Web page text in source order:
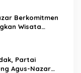
Berkomitmen
Wisata
Partai
Agus-Nazar